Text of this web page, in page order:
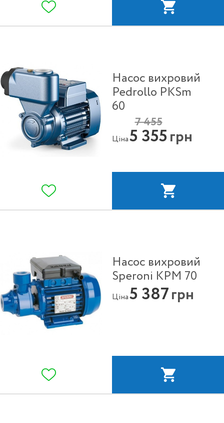
Насос вихровий
Pedrollo PKSm
60
Ціна
7 455
5 355грн
Насос вихровий
Speroni KPM 70
Ціна5 387грн